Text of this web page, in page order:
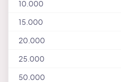
10.000
15.000
20.000
25.000
50.000